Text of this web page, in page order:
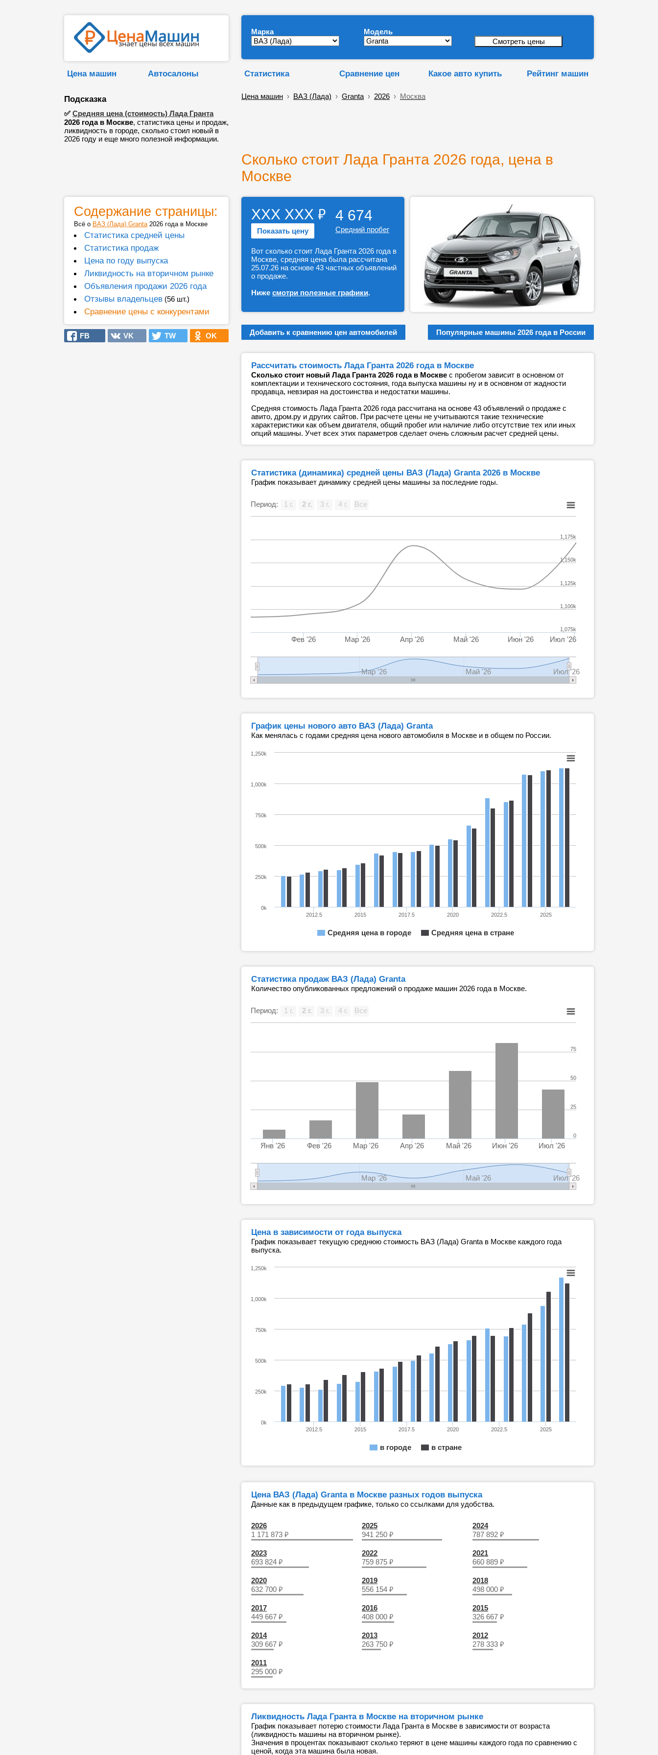
Марка Модель
Цена машин Автосалоны Статистика Сравнение цен Какое авто купить Рейтинг машин
Подсказка
✅ Средняя цена (стоимость) Лада Гранта
2026 года в Москве, статистика цены и продаж,
ликвидность в городе, сколько стоил новый в
2026 году и еще много полезной информации.
Цена машин › ВАЗ (Лада) › Granta › 2026 › Москва
Сколько стоит Лада Гранта 2026 года, цена в
Москве
Содержание страницы:
Всё о ВАЗ (Лада) Granta2026 года в Москве
Статистика средней цены
Статистика продаж
Цена по году выпуска
Ликвидность на вторичном рынке
Объявления продажи 2026 года
Отзывы владельцев (56 шт.)
Сравнение цены с конкурентами
FB VK TW OK
ХХХ ХХХ ₽
Показать цену
4 674
Средний пробег
Вот сколько стоит Лада Гранта 2026 года в
Москве, средняя цена была рассчитана
25.07.26 на основе 43 частных объявлений
о продаже.
Ниже смотри полезные графики.
Добавить к сравнению цен автомобилей Популярные машины 2026 года в России
Рассчитать стоимость Лада Гранта 2026 года в Москве
Сколько стоит новый Лада Гранта 2026 года в Москве с пробегом зависит в основном от
комплектации и технического состояния, года выпуска машины ну и в основном от жадности
продавца, невзирая на достоинства и недостатки машины.
Средняя стоимость Лада Гранта 2026 года рассчитана на основе 43 объявлений о продаже с
авито, дром.ру и других сайтов. При расчете цены не учитываются такие технические
характеристики как объем двигателя, общий пробег или наличие либо отсутствие тех или иных
опций машины. Учет всех этих параметров сделает очень сложным расчет средней цены.
Статистика (динамика) средней цены ВАЗ (Лада) Granta 2026 в Москве
График показывает динамику средней цены машины за последние годы.
Период:
Фев '26 Мар '26 Апр '26 Май '26 Июн '26 Июл '26
Мар '26 Май '26 Июл '26
1,100k
1,075k
1,125k
1,150k
1,175k
1 г. 2 г. 3 г. 4 г. Все
График цены нового авто ВАЗ (Лада) Granta
Как менялась с годами средняя цена нового автомобиля в Москве и в общем по России.
Средняя цена в городе Средняя цена в стране
2012.5 2015 2017.5 2020 2022.5 2025
0k
250k
500k
750k
1,000k
1,250k
Статистика продаж ВАЗ (Лада) Granta
Количество опубликованных предложений о продаже машин 2026 года в Москве.
Период:
Янв '26 Фев '26 Мар '26 Апр '26 Май '26 Июн '26 Июл '26
Мар '26 Май '26 Июл '26
0
25
50
75
1 г. 2 г. 3 г. 4 г. Все
Цена в зависимости от года выпуска
График показывает текущую среднюю стоимость ВАЗ (Лада) Granta в Москве каждого года
выпуска.
в городе в стране
2012.5 2015 2017.5 2020 2022.5 2025
0k
250k
500k
750k
1,000k
1,250k
Цена ВАЗ (Лада) Granta в Москве разных годов выпуска
Данные как в предыдущем графике, только со ссылками для удобства.
2026
1 171 873 ₽
2025
941 250₽
2024
787 892₽
2023
693 824 ₽
2022
759 875₽
2021
660 889₽
2020
632 700 ₽
2019
556 154₽
2018
498 000₽
2017
449 667 ₽
2016
408 000₽
2015
326 667₽
2014
309 667 ₽
2013
263 750₽
2012
278 333₽
2011
295 000 ₽
Ликвидность Лада Гранта в Москве на вторичном рынке
График показывает потерю стоимости Лада Гранта в Москве в зависимости от возраста
(ликвидность машины на вторичном рынке).
Значения в процентах показывают сколько теряют в цене машины каждого года по сравнению с
ценой, когда эта машина была новая.